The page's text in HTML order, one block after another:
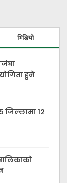
भिडियो
हुने
जिल्लामा १२